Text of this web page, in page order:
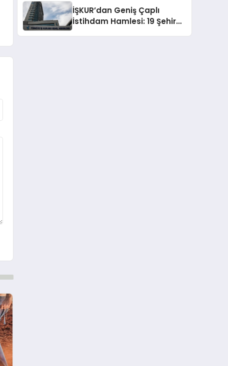
İŞKUR’dan Geniş Çaplı
İstihdam Hamlesi: 19 Şehirde